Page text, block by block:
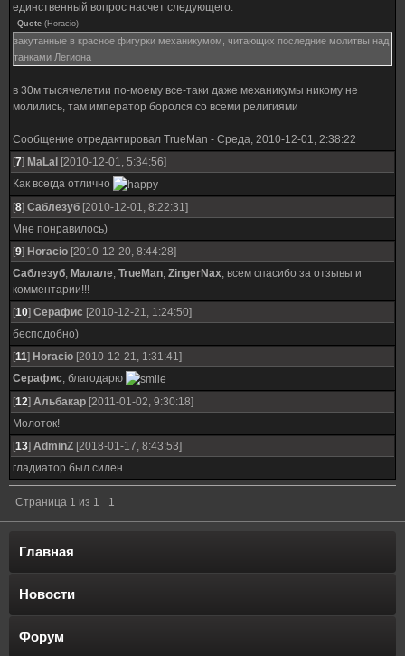
единственный вопрос насчет следующего:
Quote (Horacio)
закутанные в красное фигурки механикумом, читающих последние молитвы над
танками Легиона
в 30м тысячелетии по-моему все-таки даже механикумы никому не
молились, там император боролся со всеми религиями
Сообщение отредактировал TrueMan - Среда, 2010-12-01, 2:38:22
[7] MaLal [2010-12-01, 5:34:56]
Как всегда отлично
[8] Саблезуб [2010-12-01, 8:22:31]
Мне понравилось)
[9] Horacio [2010-12-20, 8:44:28]
Саблезуб, Малале, TrueMan, ZingerNax, всем спасибо за отзывы и
комментарии!!!
[10] Серафис [2010-12-21, 1:24:50]
бесподобно)
[11] Horacio [2010-12-21, 1:31:41]
Серафис, благодарю
[12] Альбакар [2011-01-02, 9:30:18]
Молоток!
[13] AdminZ [2018-01-17, 8:43:53]
гладиатор был силен
Страница 1 из 1 1
Главная
Новости
Форум